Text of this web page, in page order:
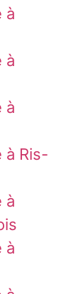
à
à
à
à Ris-
à
à